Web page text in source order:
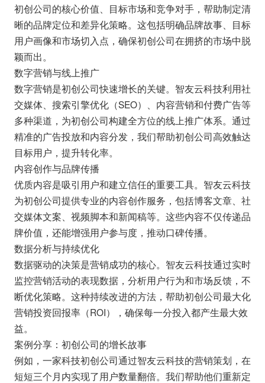
初创公司的核心价值、目标市场和竞争对手，帮助制定清
晰的品牌定位和差异化策略。这包括明确品牌故事、目标
用户画像和市场切入点，确保初创公司在拥挤的市场中脱
颖而出。
数字营销与线上推广
数字营销是初创公司快速增长的关键。智友云科技利用社
交媒体、搜索引擎优化（SEO）、内容营销和付费广告等
多种渠道，为初创公司构建全方位的线上推广体系。通过
精准的广告投放和内容分发，我们帮助初创公司高效触达
目标用户，提升转化率。
内容创作与品牌传播
优质内容是吸引用户和建立信任的重要工具。智友云科技
为初创公司提供专业的内容创作服务，包括博客文章、社
交媒体文案、视频脚本和新闻稿等。这些内容不仅传递品
牌价值，还能增强用户参与度，推动口碑传播。
数据分析与持续优化
数据驱动的决策是营销成功的核心。智友云科技通过实时
监控营销活动的表现数据，分析用户行为和市场反馈，不
断优化策略。这种持续改进的方法，帮助初创公司最大化
营销投资回报率（ROI），确保每一分投入都产生最大效
益。
案例分享：初创公司的增长故事
例如，一家科技初创公司通过智友云科技的营销策划，在
短短三个月内实现了用户数量翻倍。我们帮助他们重新定